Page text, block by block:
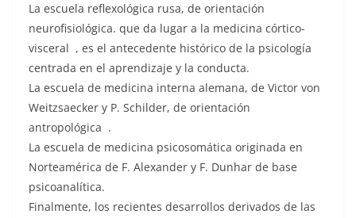
La escuela reflexológica rusa, de orientación
neurofisiológica. que da lugar a la medicina córtico-
visceral , es el antecedente histórico de la psicología
centrada en el aprendizaje y la conducta.
La escuela de medicina interna alemana, de Victor von
Weitzsaecker y P. Schilder, de orientación
antropológica .
La escuela de medicina psicosomática originada en
Norteamérica de F. Alexander y F. Dunhar de base
psicoanalítica.
Finalmente, los recientes desarrollos derivados de las